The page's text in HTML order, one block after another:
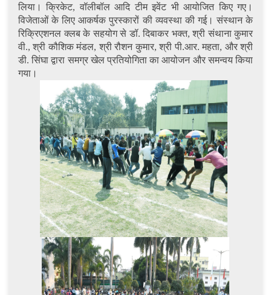
लिया। क्रिकेट, वॉलीबॉल आदि टीम इवेंट भी आयोजित किए गए।
विजेताओं के लिए आकर्षक पुरस्कारों की व्यवस्था की गई। संस्थान के
रिक्रिएशनल क्लब के सहयोग से डॉ. दिबाकर भक्त, श्री संथाना कुमार
वी., श्री कौशिक मंडल, श्री रौशन कुमार, श्री पी.आर. महता, और श्री
डी. सिंघा द्वारा समग्र खेल प्रतियोगिता का आयोजन और समन्वय किया
गया।